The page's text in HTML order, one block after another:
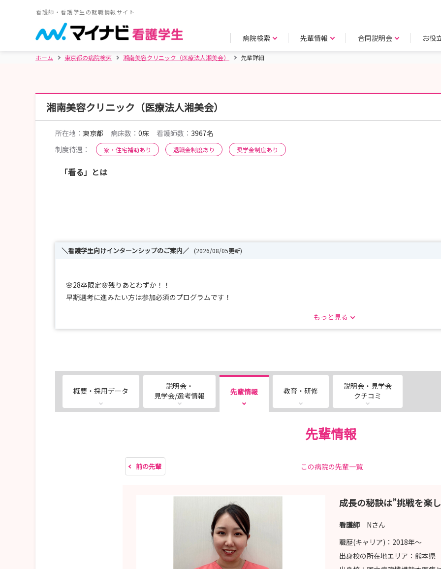
看護師・看護学生の就職情報サイト
病院検索 先輩情報 合同説明会 お役
ホーム 東京都の病院検索 湘南美容クリニック（医療法人湘美会） 先輩詳細
湘南美容クリニック（医療法人湘美会）
所在地： 東京都 病床数： 0床 看護師数： 3967名
制度待遇：
寮・住宅補助あり 退職金制度あり 奨学金制度あり
「看る」とは
＼看護学生向けインターンシップのご案内／ (2026/08/05更新)
🌸28卒限定🌸残りあとわずか！！
早期選考に進みたい方は参加必須のプログラムです！
▼選考フローは以下の通りを予定しております。
（1）MISSION1参加 オンライン
※インターンシップ中にMISSION1・2の両方に参加済みの方のみです。
※面接実施前に適性検査の受検がありますが、適性検査で合否が出るものではございません
※面接は新宿もしくは大阪事務所のみで実施します
もっと見る
概要・採用データ
説明会・
見学会/選考情報
先輩情報 教育・研修
説明会・見学会
クチコミ
先輩情報
前の先輩 この病院の先輩一覧
成長の秘訣は”挑戦を楽
看護師 Nさん
職歴(キャリア)： 2018年〜
出身校の所在地エリア： 熊本県